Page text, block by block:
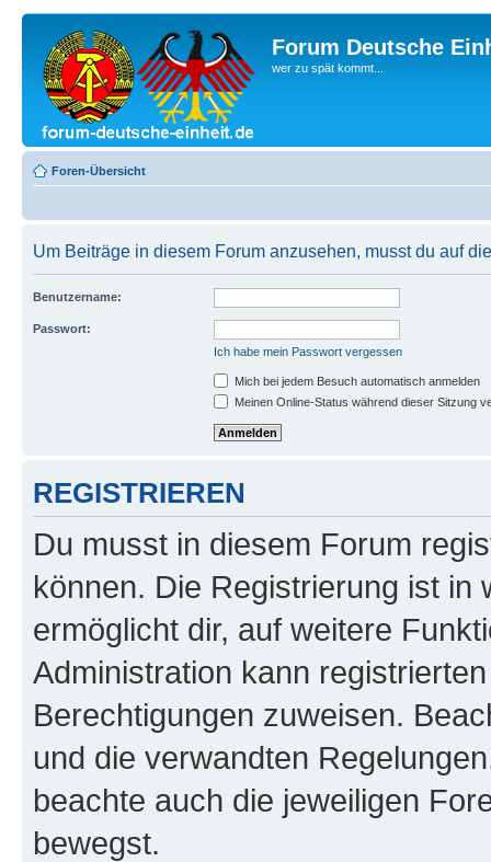
Forum Deutsche
wer zu spät kommt...
Foren-Übersicht
Um Beiträge in diesem Forum anzusehen, musst du auf
Benutzername:
Passwort:
Ich habe mein Passwort vergessen
Mich bei jedem Besuch automatisch anmelden
Meinen Online-Status während dieser Sitzung
REGISTRIEREN
Du musst in diesem Forum
können. Die Registrierung ist in
ermöglicht dir, auf weitere
Administration kann
Berechtigungen zuweisen.
und die verwandten
beachte auch die jeweiligen
bewegst.